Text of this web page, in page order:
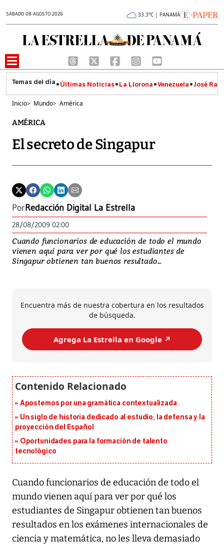
SÁBADO 08 AGOSTO 2026 33.3°C | PANAMÁ
Últimas Noticias La Llorona Venezuela José
Inicio> Mundo> América
AMÉRICA
El secreto de Singapur
PorRedacción Digital La Estrella
28/08/2009 02:00
Cuando funcionarios de educación de todo el mundo
vienen aquí para ver por qué los estudiantes de
Singapur obtienen tan buenos resultado...
Encuentra más de nuestra cobertura en los resultados
de búsqueda.
Agrega La Estrella en Google ↗️
Apostemos por una gramática contextualizada
Un siglo de historia dedicado al estudio, la defensa y la
proyección del Español
Oportunidades para la formación de talento
tecnológico
Cuando funcionarios de educación de todo el
mundo vienen aquí para ver por qué los
estudiantes de Singapur obtienen tan buenos
resultados en los exámenes internacionales de
ciencia y matemática, no les lleva demasiado